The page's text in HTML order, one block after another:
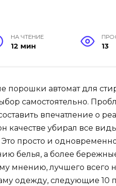
НА ЧТЕНИЕ
12 мин 13
порошки автомат для
самостоятельно.
впечатление о
качестве убирал все
просто и
белья, а более
мнению, лучшего всего
одежду, следующие 10